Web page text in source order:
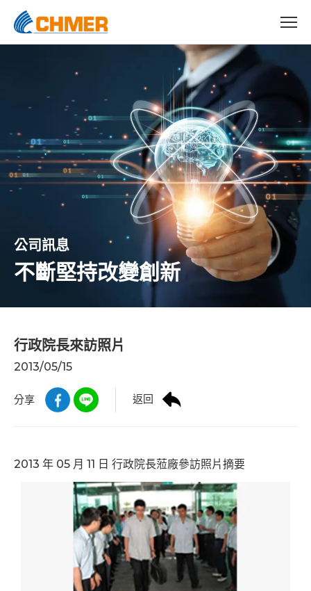
公司訊息
不斷堅持改變創新
行政院長來訪照片
2013/05/15
分享 返回
2013 年 05 月 11 日 行政院長蒞廠參訪照片摘要